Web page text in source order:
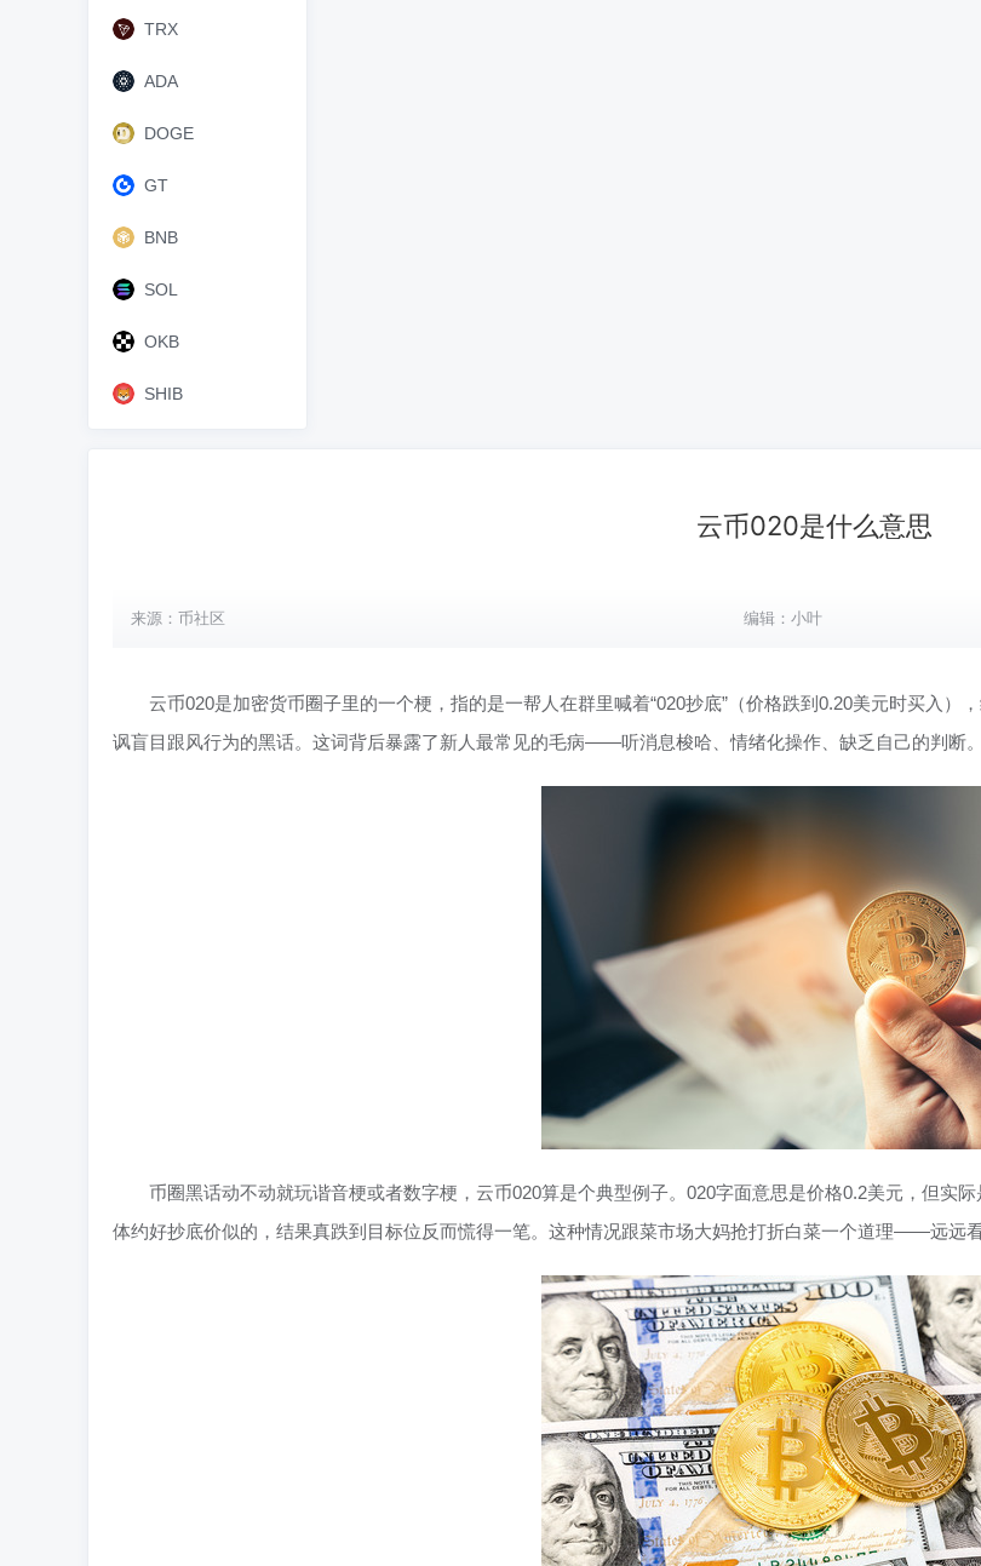
TRX
ADA
DOGE
GT
BNB
SOL
OKB
SHIB
云币020是什么意思
来源：币社区 编辑： 小叶
云币020是加密货币圈子里的一个梗，指的是一帮人在群里喊着“020抄底”（价格跌到0.20美元时买入
讽盲目跟风行为的黑话。这词背后暴露了新人最常见的毛病——听消息梭哈、情绪化操作、缺乏自己的判断。
币圈黑话动不动就玩谐音梗或者数字梗，云币020算是个典型例子。020字面意思是价格0.2美元，但实
体约好抄底价似的，结果真跌到目标位反而慌得一笔。这种情况跟菜市场大妈抢打折白菜一个道理——远远